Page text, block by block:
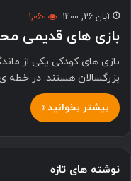
آبان 26, 1400 1,060
بازی های قدیمی
بازی های کودکی یکی از
بزرگسالان هستند. در
بیشتر بخوانید »
نوشته های تازه